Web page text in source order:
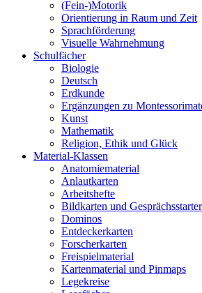
(Fein-)Motorik
Orientierung in Raum und Zeit
Sprachförderung
Visuelle Wahrnehmung
Schulfächer
Biologie
Deutsch
Erdkunde
Ergänzungen zu
Kunst
Mathematik
Religion, Ethik und Glück
Material-Klassen
Anatomiematerial
Anlautkarten
Arbeitshefte
Bildkarten und Gesprächsstarter
Dominos
Entdeckerkarten
Forscherkarten
Freispielmaterial
Kartenmaterial und Pinmaps
Legekreise